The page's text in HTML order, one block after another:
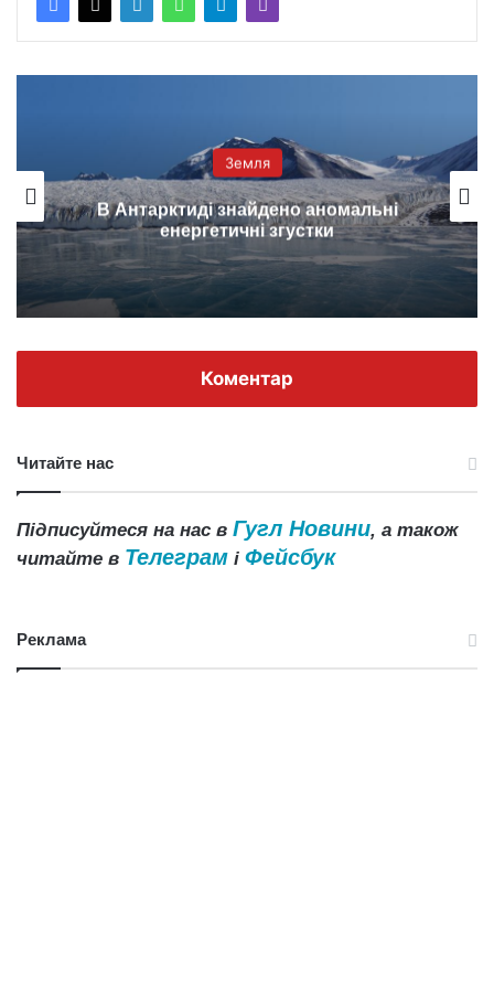
Земля
В Антарктиді знайдено аномальні
енергетичні згустки
Коментар
Читайте нас
Підписуйтеся на нас в Гугл Новини, а також
читайте в Телеграм і Фейсбук
Реклама